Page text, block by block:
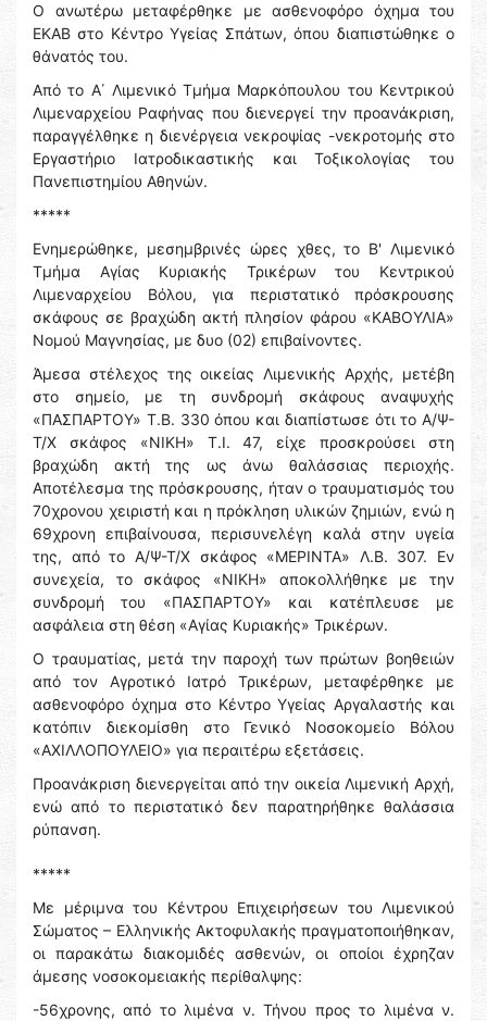
Ο ανωτέρω μεταφέρθηκε με ασθενοφόρο όχημα του
ΕΚΑΒ στο Κέντρο Υγείας Σπάτων, όπου διαπιστώθηκε ο
θάνατός του.
Από το Α΄ Λιμενικό Τμήμα Μαρκόπουλου του Κεντρικού
Λιμεναρχείου Ραφήνας που διενεργεί την προανάκριση,
παραγγέλθηκε η διενέργεια νεκροψίας -νεκροτομής στο
Εργαστήριο Ιατροδικαστικής και Τοξικολογίας του
Πανεπιστημίου Αθηνών.
*****
Ενημερώθηκε, μεσημβρινές ώρες χθες, το Β' Λιμενικό
Τμήμα Αγίας Κυριακής Τρικέρων του Κεντρικού
Λιμεναρχείου Βόλου, για περιστατικό πρόσκρουσης
σκάφους σε βραχώδη ακτή πλησίον φάρου «ΚΑΒΟΥΛΙΑ»
Νομού Μαγνησίας, με δυο (02) επιβαίνοντες.
Άμεσα στέλεχος της οικείας Λιμενικής Αρχής, μετέβη
στο σημείο, με τη συνδρομή σκάφους αναψυχής
«ΠΑΣΠΑΡΤΟΥ» Τ.Β. 330 όπου και διαπίστωσε ότι το Α/Ψ-
Τ/Χ σκάφος «ΝΙΚΗ» Τ.Ι. 47, είχε προσκρούσει στη
βραχώδη ακτή της ως άνω θαλάσσιας περιοχής.
Αποτέλεσμα της πρόσκρουσης, ήταν ο τραυματισμός του
70χρονου χειριστή και η πρόκληση υλικών ζημιών, ενώ η
69χρονη επιβαίνουσα, περισυνελέγη καλά στην υγεία
της, από το Α/Ψ-Τ/Χ σκάφος «ΜΕΡΙΝΤΑ» Λ.Β. 307. Εν
συνεχεία, το σκάφος «ΝΙΚΗ» αποκολλήθηκε με την
συνδρομή του «ΠΑΣΠΑΡΤΟΥ» και κατέπλευσε με
ασφάλεια στη θέση «Αγίας Κυριακής» Τρικέρων.
Ο τραυματίας, μετά την παροχή των πρώτων βοηθειών
από τον Αγροτικό Ιατρό Τρικέρων, μεταφέρθηκε με
ασθενοφόρο όχημα στο Κέντρο Υγείας Αργαλαστής και
κατόπιν διεκομίσθη στο Γενικό Νοσοκομείο Βόλου
«ΑΧΙΛΛΟΠΟΥΛΕΙΟ» για περαιτέρω εξετάσεις.
Προανάκριση διενεργείται από την οικεία Λιμενική Αρχή,
ενώ από το περιστατικό δεν παρατηρήθηκε θαλάσσια
ρύπανση.
*****
Με μέριμνα του Κέντρου Επιχειρήσεων του Λιμενικού
Σώματος – Ελληνικής Ακτοφυλακής πραγματοποιήθηκαν,
οι παρακάτω διακομιδές ασθενών, οι οποίοι έχρηζαν
άμεσης νοσοκομειακής περίθαλψης:
-56χρονης, από το λιμένα ν. Τήνου προς το λιμένα ν.